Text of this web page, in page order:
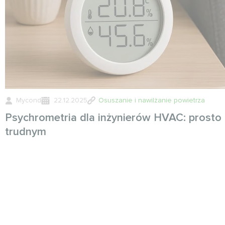
Mycond 22.12.2025 Osuszanie i nawilżanie powietrza
Psychrometria dla inżynierów HVAC: prosto
trudnym